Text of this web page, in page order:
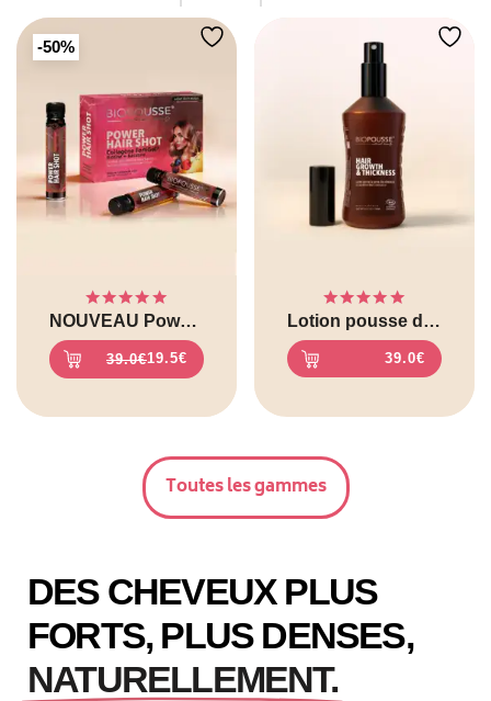
-50%
NOUVEAU Power Hair Shot – Collagène Fortigel®
Note 5.00
39.0€19.5€
Lotion pousse de cheveux
Note4.71
sur 5
39.0€
Toutes les gammes
DES CHEVEUX PLUS
FORTS, PLUS DENSES,
NATURELLEMENT.